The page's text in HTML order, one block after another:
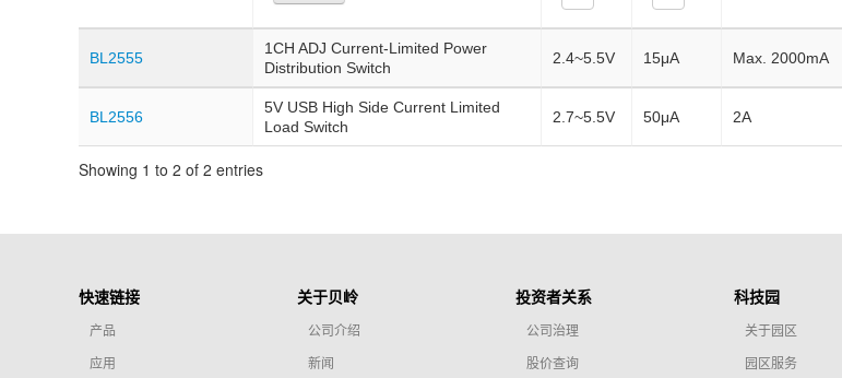
BL2555
1CH ADJ Current-Limited Power
Distribution Switch
2.4~5.5V 15μA Max. 2000mA
BL2556
5V USB High Side Current Limited
Load Switch
2.7~5.5V 50μA 2A
Showing 1 to 2 of 2 entries
快速链接
产品
应用
关于贝岭
公司介绍
新闻
投资者关系
公司治理
股价查询
科技园
关于园区
园区服务